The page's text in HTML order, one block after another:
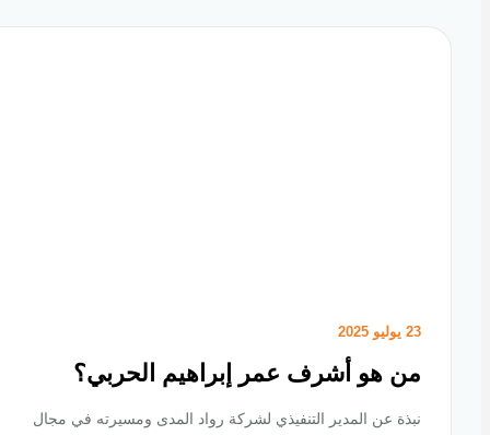
من هو أشرف عمر إبراهيم الحربي؟
نبذة عن المدير التنفيذي لشركة رواد المدى ومسيرته في مجال